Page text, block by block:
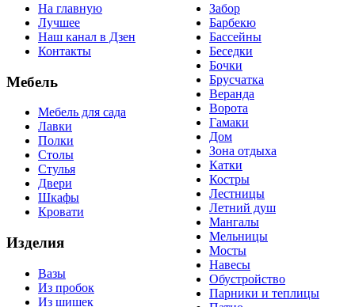
На главную
Лучшее
Наш канал в Дзен
Контакты
Мебель
Мебель для сада
Лавки
Полки
Столы
Стулья
Двери
Шкафы
Кровати
Изделия
Вазы
Из пробок
Из шишек
Забор
Барбекю
Бассейны
Беседки
Бочки
Брусчатка
Веранда
Ворота
Гамаки
Дом
Зона отдыха
Катки
Костры
Лестницы
Летний душ
Мангалы
Мельницы
Мосты
Навесы
Обустройство
Парники и теплицы